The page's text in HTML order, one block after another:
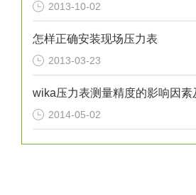
2013-10-02
怎样正确安装现场压力表
2013-03-23
2014-05-02